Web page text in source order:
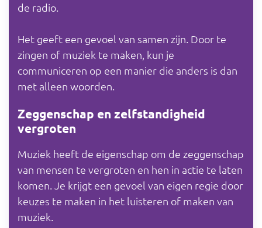
de radio.
Het geeft een gevoel van samen zijn. Door te
zingen of muziek te maken, kun je
communiceren op een manier die anders is dan
met alleen woorden.
Zeggenschap en zelfstandigheid
vergroten
Muziek heeft de eigenschap om de zeggenschap
van mensen te vergroten en hen in actie te laten
komen. Je krijgt een gevoel van eigen regie door
keuzes te maken in het luisteren of maken van
muziek.